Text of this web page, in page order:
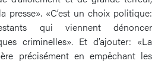
presse». «C’est un choix politique:
qui viennent dénoncer
criminelles». Et d’ajouter: «La
précisément en empêchant les